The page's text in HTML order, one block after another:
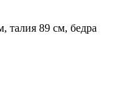
талия 89 см, бедра